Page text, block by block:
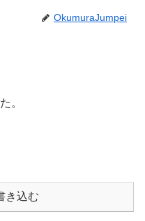
OkumuraJumpei
。
き込む